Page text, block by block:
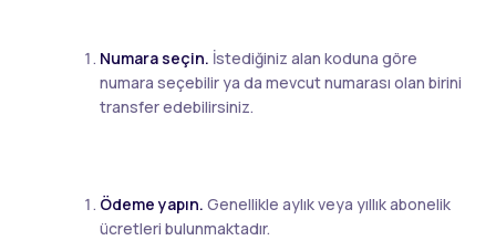
Numara seçin. İstediğiniz alan koduna göre
numara seçebilir ya da mevcut numarası olan birini
transfer edebilirsiniz.
Ödeme yapın. Genellikle aylık veya yıllık abonelik
ücretleri bulunmaktadır.